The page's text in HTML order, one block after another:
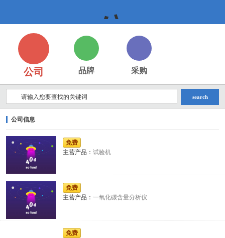
公
司,
企
业,
公司 品牌 采购
search
公司信息
免费
主营产品： 试验机
免费
主营产品： 一氧化碳含量分析仪
免费